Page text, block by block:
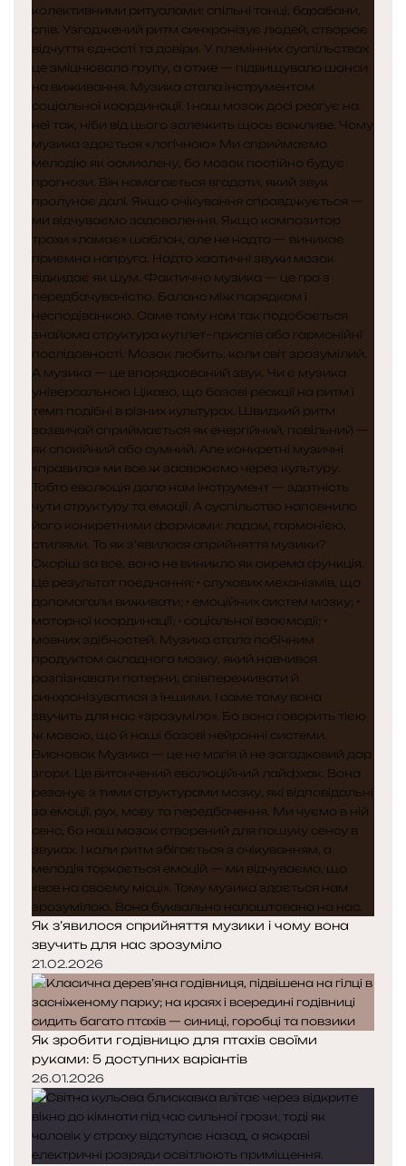
Як з’явилося сприйняття музики і чому вона
звучить для нас зрозуміло
21.02.2026
Як зробити годівницю для птахів своїми
руками: 5 доступних варіантів
26.01.2026